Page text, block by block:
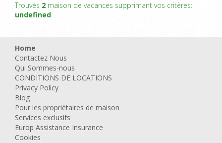
Trouvés 2 maison de vacances supprimant vos critères:
undefined
Home
Contactez Nous
Qui Sommes-nous
CONDITIONS DE LOCATIONS
Privacy Policy
Blog
Pour les propriétaires de maison
Services exclusifs
Europ Assistance Insurance
Cookies